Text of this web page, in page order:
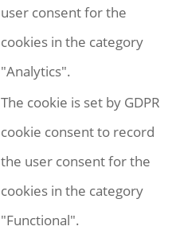
user consent for the
cookies in the category
"Analytics".
The cookie is set by GDPR
cookie consent to record
the user consent for the
cookies in the category
"Functional".